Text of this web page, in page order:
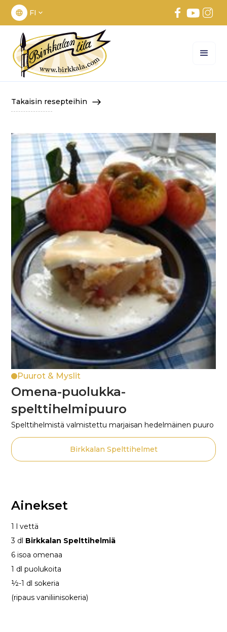
FI
Takaisin resepteihin
Puurot & Myslit
Omena-puolukka-
spelttihelmipuuro
Spelttihelmistä valmistettu marjaisan hedelmäinen puuro
Birkkalan Spelttihelmet
Ainekset
1 l vettä
3 dl Birkkalan Spelttihelmiä
6 isoa omenaa
1 dl puolukoita
½-1 dl sokeria
(ripaus vaniliinisokeria)